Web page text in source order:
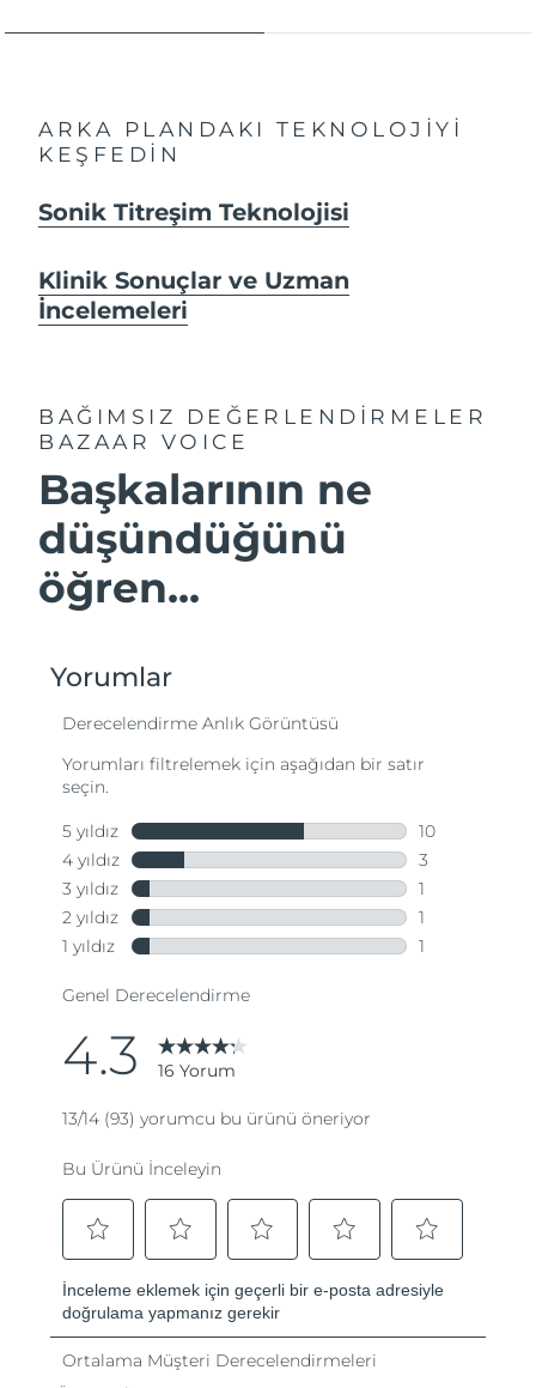
ARKA PLANDAKI TEKNOLOJİYİ
KEŞFEDİN
Sonik Titreşim Teknolojisi
Klinik Sonuçlar ve Uzman
İncelemeleri
BAĞIMSIZ DEĞERLENDİRMELER
BAZAAR VOICE
Başkalarının ne
düşündüğünü
öğren...